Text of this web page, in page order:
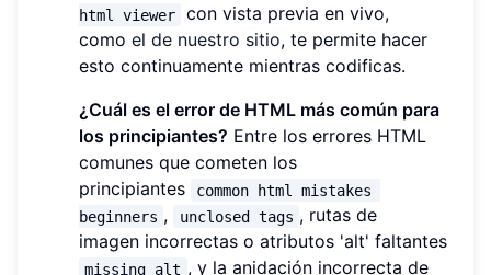
html viewer
con vista previa en vivo,
como el de nuestro sitio, te permite hacer
esto continuamente mientras codificas.
¿Cuál es el error de HTML más común para
los principiantes? Entre los errores HTML
comunes que cometen los
principiantes
common html mistakes
beginners , unclosed tags , rutas de
imagen incorrectas o atributos 'alt' faltantes
missing alt , y la anidación incorrecta de